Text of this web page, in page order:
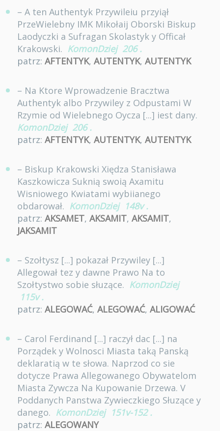
– A ten Authentyk Przywileiu przyiął
PrzeWielebny IMK Mikołaij Oborski Biskup
Laodyczki a Sufragan Skolastyk y Officał
Krakowski. KomonDziej 206 .
patrz: AFTENTYK, AUTENTYK, AUTENTYK
– Na Ktore Wprowadzenie Bracztwa
Authentyk albo Przywiley z Odpustami W
Rzymie od Wielebnego Oycza [...] iest dany.
KomonDziej 206 .
patrz: AFTENTYK, AUTENTYK, AUTENTYK
– Biskup Krakowski Xiędza Stanisława
Kaszkowicza Suknią swoią Axamitu
Wisniowego Kwiatami wybiianego
obdarował. KomonDziej 148v .
patrz: AKSAMET, AKSAMIT, AKSAMIT,
JAKSAMIT
– Szołtysz [...] pokazał Przywiley [...]
Allegował tez y dawne Prawo Na to
Szołtystwo sobie słuzące. KomonDziej
115v .
patrz: ALEGOWAĆ, ALEGOWAĆ, ALIGOWAĆ
– Carol Ferdinand [...] raczył dac [...] na
Porządek y Wolnosci Miasta taką Panską
deklaratią w te słowa. Naprzod co sie
dotycze Prawa Allegowanego Obywatelom
Miasta Zywcza Na Kupowanie Drzewa. V
Poddanych Panstwa Zywieczkiego Słuzące y
danego. KomonDziej 151v-152 .
patrz: ALEGOWANY